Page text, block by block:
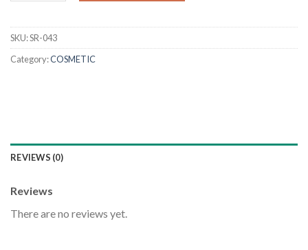
SKU:SR-043
Category:COSMETIC
REVIEWS (0)
Reviews
There are no reviews yet.